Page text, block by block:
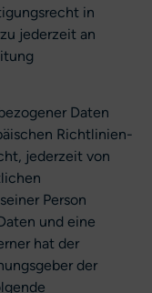
in
jederzeit an
Daten
Richtlinien-
jederzeit von
Person
und eine
hat der
der